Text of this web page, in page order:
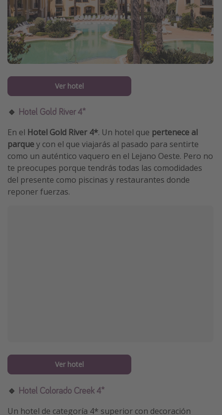
Ver hotel
🔹 Hotel Gold River 4*
En el Hotel Gold River 4*. Un hotel que pertenece al
parquey con el que viajarás al pasado para sentirte
como un auténtico vaquero en el Lejano Oeste. Pero no
te preocupes porque tendrás todas las comodidades
del presente como piscinas y restaurantes donde
reponer fuerzas.
Ver hotel
🔹 Hotel Colorado Creek 4*
Un hotel de categoría 4* superior con decoración